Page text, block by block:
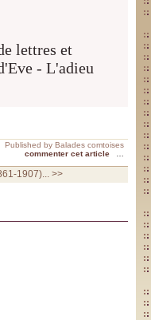
Published by Balades comtoises
commenter cet article
1907)... >>